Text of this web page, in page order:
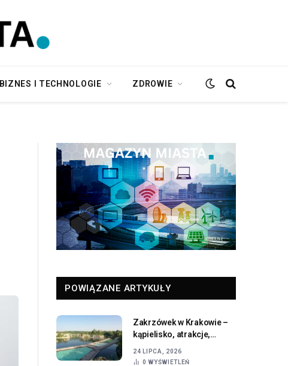
BIZNES I TECHNOLOGIE ZDROWIE
POWIĄZANE ARTYKUŁY
Zakrzówek w Krakowie –
kąpielisko, atrakcje,
praktyczne
24 LIPCA, 2026
0WYŚWIETLEŃ